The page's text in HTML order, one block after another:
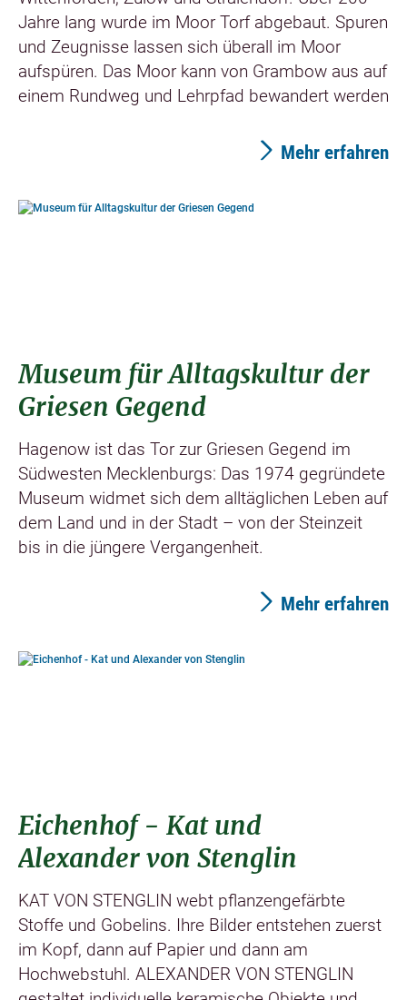
Jahre lang wurde im Moor Torf abgebaut. Spuren
und Zeugnisse lassen sich überall im Moor
aufspüren. Das Moor kann von Grambow aus auf
einem Rundweg und Lehrpfad bewandert werden
Mehr erfahren
Museum für Alltagskultur der
Griesen Gegend
Hagenow ist das Tor zur Griesen Gegend im
Südwesten Mecklenburgs: Das 1974 gegründete
Museum widmet sich dem alltäglichen Leben auf
dem Land und in der Stadt – von der Steinzeit
bis in die jüngere Vergangenheit.
Mehr erfahren
Eichenhof - Kat und
Alexander von Stenglin
KAT VON STENGLIN webt pflanzengefärbte
Stoffe und Gobelins. Ihre Bilder entstehen zuerst
im Kopf, dann auf Papier und dann am
Hochwebstuhl. ALEXANDER VON STENGLIN